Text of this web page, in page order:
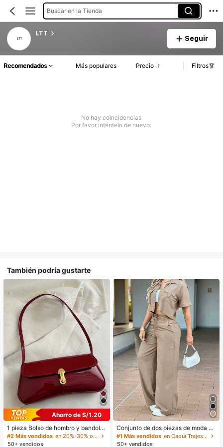
Buscar en la Tienda
LTT
Seguir
Recomendados Más populares Precio Filtros
No hay coincidencias
Por favor inténtelo de nuevo.
También podría gustarte
Ahorro de S/1.20
1 pieza Bolso de hombro y bandoler
a de cuero sintético aceitado retro
para mujer, adecuado para citas, sa
#2 Más vendidos
en 20%-30% off Bolsos de hombro para mujer
50+ vendidos
Conjunto de dos piezas de moda de
verano para mujer de unicolor casu
al: top de manga corta con cuello y
#1 Más vendidos
en Caqui Trajes de dos piezas para mujer
50+ vendidos